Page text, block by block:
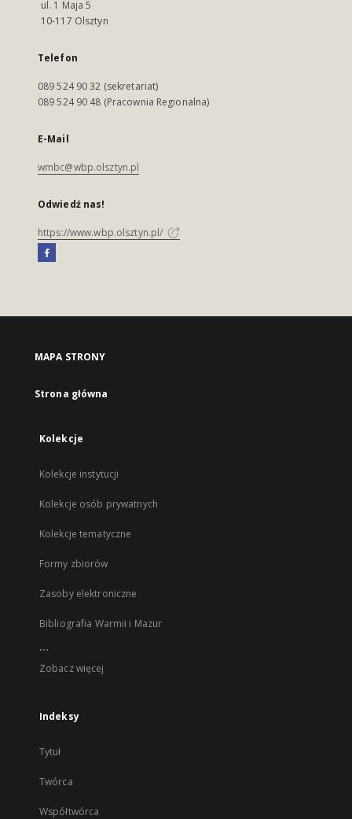
ul. 1 Maja 5
10-117 Olsztyn
Telefon
089 524 90 32 (sekretariat)
089 524 90 48 (Pracownia Regionalna)
E-Mail
wmbc@wbp.olsztyn.pl
Odwiedź nas!
https://www.wbp.olsztyn.pl/
MAPA STRONY
Strona główna
Kolekcje
Kolekcje instytucji
Kolekcje osób prywatnych
Kolekcje tematyczne
Formy zbiorów
Zasoby elektroniczne
Bibliografia Warmii i Mazur
...
Zobacz więcej
Indeksy
Tytuł
Twórca
Współtwórca